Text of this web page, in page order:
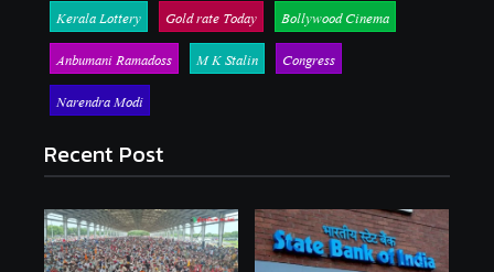
Kerala Lottery
Gold rate Today
Bollywood Cinema
Anbumani Ramadoss
M K Stalin
Congress
Narendra Modi
Recent Post